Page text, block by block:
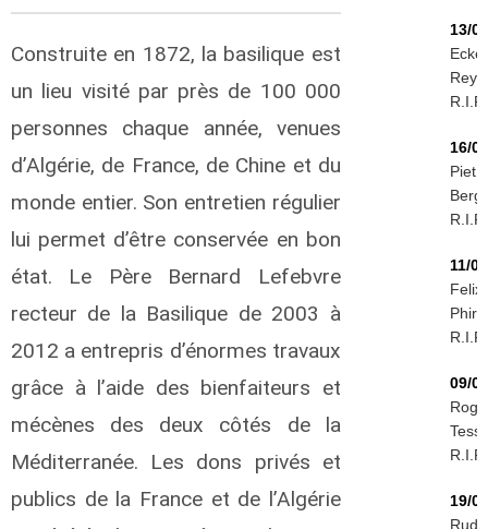
Construite en 1872, la basilique est
un lieu visité par près de 100 000
personnes chaque année, venues
d’Algérie, de France, de Chine et du
monde entier. Son entretien régulier
lui permet d’être conservée en bon
état. Le Père Bernard Lefebvre
recteur de la Basilique de 2003 à
2012 a entrepris d’énormes travaux
grâce à l’aide des bienfaiteurs et
mécènes des deux côtés de la
Méditerranée. Les dons privés et
publics de la France et de l’Algérie
13/
R.I.P.
16/
Piet
R.I.P.
11/
Felix
Phiri
R.I.P.
09/
R.I.P.
19/